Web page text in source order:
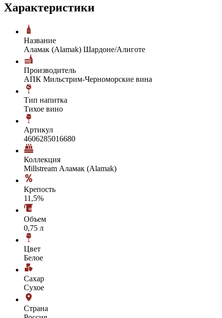
Характеристики
Название
Аламак (Alamak) Шардоне/Алиготе
Производитель
АПК Мильстрим-Черноморские вина
Тип напитка
Тихое вино
Артикул
4606285016680
Коллекция
Millstream Аламак (Alamak)
Крепость
11,5%
Объем
0,75 л
Цвет
Белое
Сахар
Сухое
Страна